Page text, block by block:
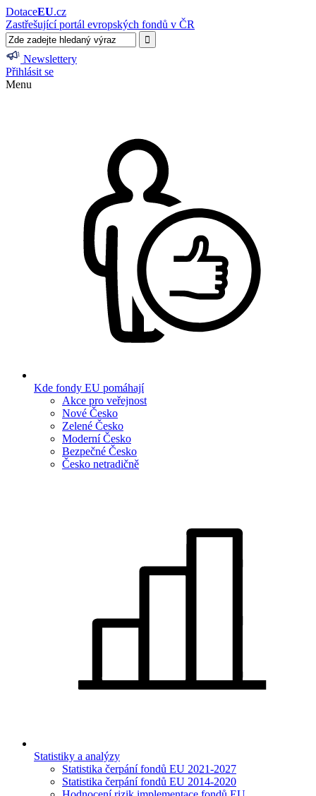
DotaceEU.cz
Zastřešující portál evropských fondů v ČR
Newslettery
Přihlásit se
Menu
Kde fondy EU pomáhají
Akce pro veřejnost
Nové Česko
Zelené Česko
Moderní Česko
Bezpečné Česko
Česko netradičně
Statistiky a analýzy
Statistika čerpání fondů EU 2021-2027
Statistika čerpání fondů EU 2014-2020